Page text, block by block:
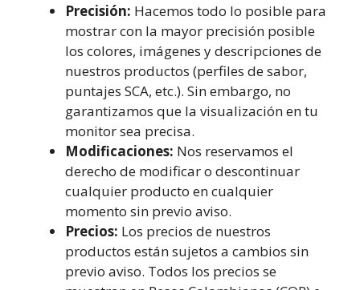
Precisión: Hacemos todo lo posible para
mostrar con la mayor precisión posible
los colores, imágenes y descripciones de
nuestros productos (perfiles de sabor,
puntajes SCA, etc.). Sin embargo, no
garantizamos que la visualización en tu
monitor sea precisa.
Modificaciones: Nos reservamos el
derecho de modificar o descontinuar
cualquier producto en cualquier
momento sin previo aviso.
Precios: Los precios de nuestros
productos están sujetos a cambios sin
previo aviso. Todos los precios se